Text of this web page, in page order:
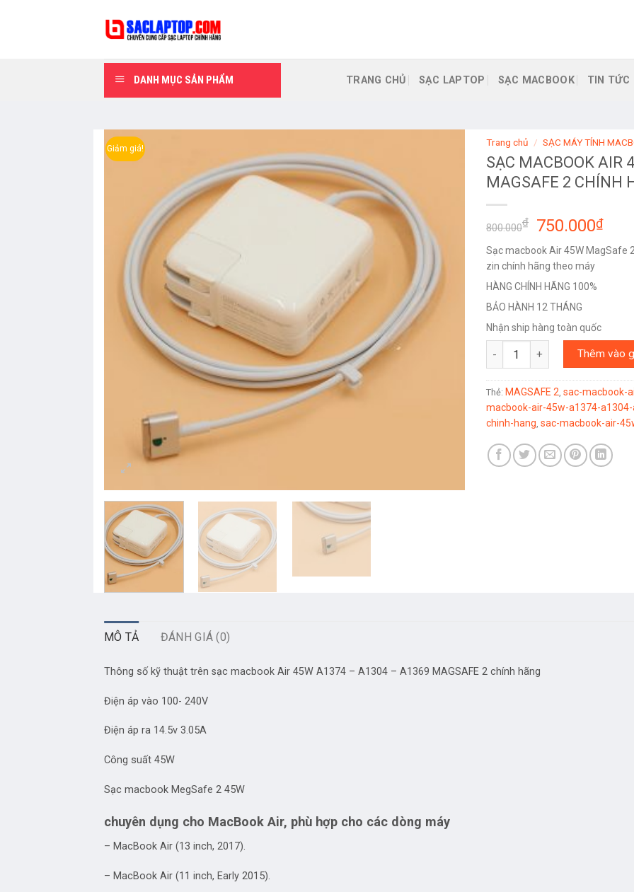
DANH MỤC SẢN PHẨM TRANG CHỦ SẠC LAPTOP SẠC MACBOOK TIN TỨC
Giảm giá!
Trang chủ / SẠC MÁY TÍNH
SẠC MACBOOK AIR
MAGSAFE 2 CHÍNH
800.000₫
Giá
gốc
là:
800.000₫.
750.000₫Giá
hiện
tại
Sạc macbook Air 45W MagSafe
zin chính hãng theo máy
HÀNG CHÍNH HÃNG 100%
BẢO HÀNH 12 THÁNG
Nhận ship hàng toàn quốc
SẠC MACBOOK AIR 45W
Thêm vào
Thẻ: MAGSAFE 2, sac-macbook-
macbook-air-45w-a1374-
chinh-hang, sac-macbook-air-
MÔ TẢ ĐÁNH GIÁ (0)
Thông số kỹ thuật trên sạc macbook Air 45W A1374 – A1304 – A1369 MAGSAFE 2 chính hãng
Điện áp vào 100- 240V
Điện áp ra 14.5v 3.05A
Công suất 45W
Sạc macbook MegSafe 2 45W
chuyên dụng cho MacBook Air, phù hợp cho các dòng máy
– MacBook Air (13 inch, 2017).
– MacBook Air (11 inch, Early 2015).